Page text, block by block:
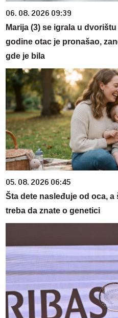
06. 08. 2026 09:39
Marija (3) se igrala u
godine otac je pronašao,
gde je bila
05. 08. 2026 06:45
Šta dete nasleđuje od oca,
treba da znate o genetici